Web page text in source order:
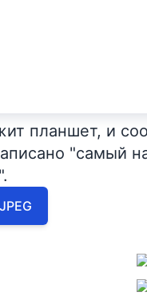
планшет, и
"самый